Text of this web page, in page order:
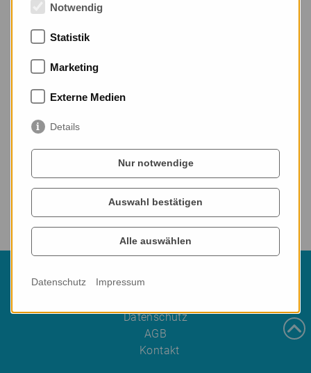
Datenschutz
AGB
Kontakt
Notwendig
Statistik
Marketing
Externe Medien
Details
Nur notwendige
Auswahl bestätigen
Alle auswählen
Datenschutz Impressum